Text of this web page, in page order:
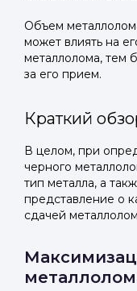
Объем
может влиять на
металлолома, тем
за его прием.
Краткий
В целом, при
черного
тип металла, а
представление о
сдачей